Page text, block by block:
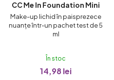
CC Me In Foundation Mini
În stoc
14,98 lei
Make-up lichid în paisprezece
nuanțe într-un pachet test de 5
ml